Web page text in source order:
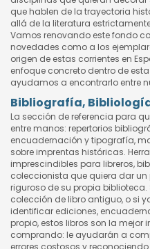
que hablen de la trayectoria
allá de la literatura
Vamos renovando este fondo
novedades como a los
origen de estas corrientes en
enfoque concreto dentro de
ayudamos a encontrarlo entre
Bibliografía,
La sección de referencia para
entre manos: repertorios
encuadernación y tipografía,
sobre imprentas históricas.
imprescindibles para libreros,
coleccionista que quiera dar
riguroso de su propia
colección de libro antiguo, o si
identificar ediciones,
propio, estos libros son la mejor
comprando: le ayudarán a
errores costosos y